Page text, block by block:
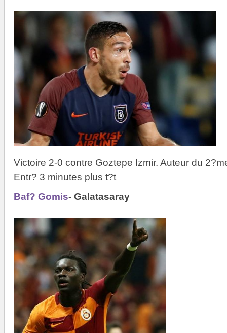
Victoire 2-0 contre Goztepe Izmir. Auteur du
Entr? 3 minutes plus t?t
Baf? Gomis- Galatasaray